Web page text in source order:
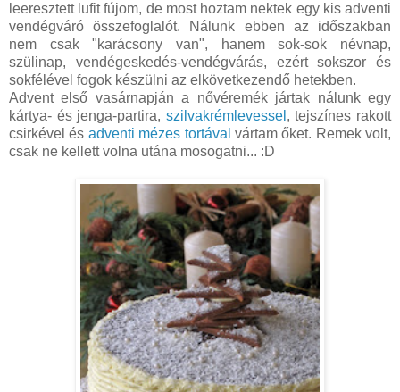
leeresztett lufit fújom, de most hoztam nektek egy kis adventi
vendégváró összefoglalót. Nálunk ebben az időszakban
nem csak "karácsony van", hanem sok-sok névnap,
szülinap, vendégeskedés-vendégvárás, ezért sokszor és
sokfélével fogok készülni az elkövetkezendő hetekben.
Advent első vasárnapján a nővéremék jártak nálunk egy
kártya- és jenga-partira, szilvakrémlevessel , tejszínes rakott
csirkével és adventi mézes tortával vártam őket. Remek volt,
csak ne kellett volna utána mosogatni... :D